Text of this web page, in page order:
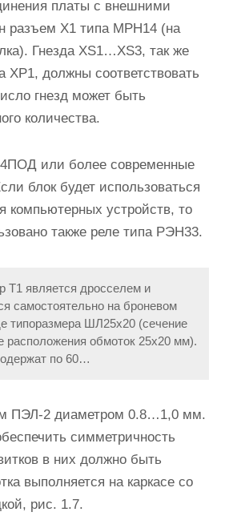
платы с внешними
разъем Х1 типа МРН14 (на
Гнезда XS1…XS3, так же
ХР1, должны соответствовать
гнезд может быть
количества.
или более современные
блок будет использоваться
компьютерных устройств, то
также реле типа РЭН33.
Т1 является дросселем и
самостоятельно на броневом
типоразмера ШЛ25х20 (сечение
расположения обмоток 25х20 мм).
по 60…
ПЭЛ-2 диаметром 0.8…1,0 мм.
симметричность
в них должно быть
выполняется на каркасе со
рис. 1.7.